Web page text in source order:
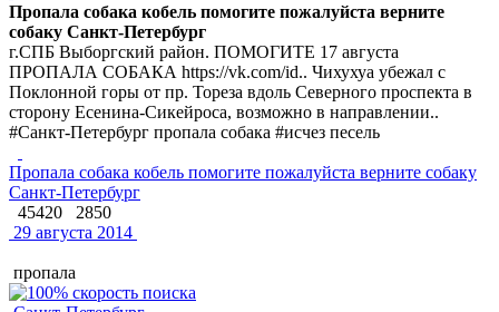
Пропала собака кобель помогите пожалуйста верните
собаку Санкт-Петербург
г.СПБ Выборгский район. ПОМОГИТЕ 17 августа
ПРОПАЛА СОБАКА https://vk.com/id.. Чихухуа убежал с
Поклонной горы от пр. Тореза вдоль Северного проспекта в
сторону Есенина-Сикейроса, возможно в направлении..
#Санкт-Петербург пропала собака #исчез песель
Пропала собака кобель помогите пожалуйста верните собаку
Санкт-Петербург
45420
2850
29 августа 2014
пропала